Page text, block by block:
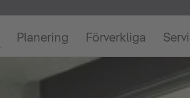
Planering Förverkliga